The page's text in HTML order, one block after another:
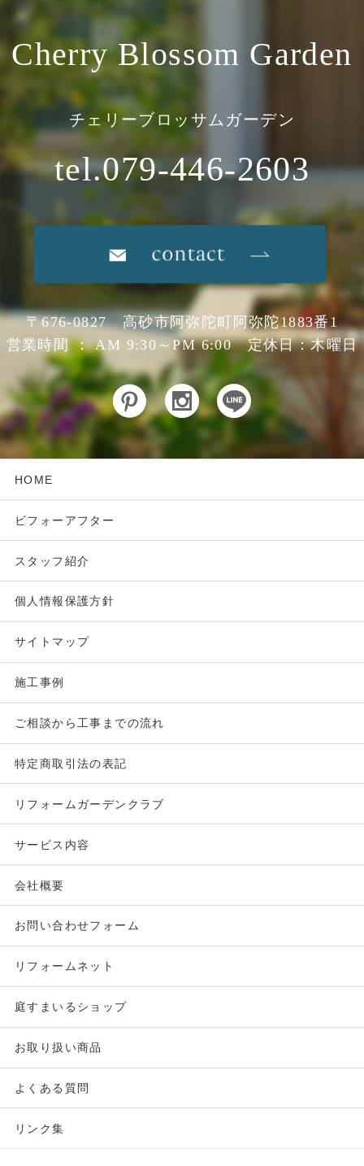
Cherry Blossom Garden
チェリーブロッサムガーデン
tel.079-446-2603
〒676-0827 高砂市阿弥陀町阿弥陀1883番1
営業時間 ： AM 9:30～PM 6:00 定休日：木曜日
HOME
ビフォーアフター
スタッフ紹介
個人情報保護方針
サイトマップ
施工事例
ご相談から工事までの流れ
特定商取引法の表記
リフォームガーデンクラブ
サービス内容
会社概要
お問い合わせフォーム
リフォームネット
庭すまいるショップ
お取り扱い商品
よくある質問
リンク集